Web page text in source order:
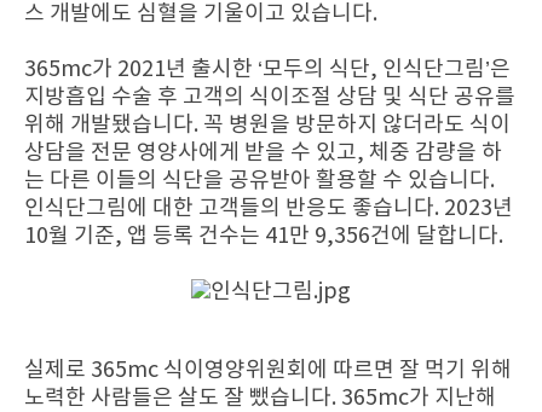
스 개발에도 심혈을 기울이고 있습니다.
365mc가 2021년 출시한 ‘모두의 식단, 인식단그림’은
지방흡입 수술 후 고객의 식이조절 상담 및 식단 공유를
위해 개발됐습니다. 꼭 병원을 방문하지 않더라도 식이
상담을 전문 영양사에게 받을 수 있고, 체중 감량을 하
는 다른 이들의 식단을 공유받아 활용할 수 있습니다.
인식단그림에 대한 고객들의 반응도 좋습니다. 2023년
10월 기준, 앱 등록 건수는 41만 9,356건에 달합니다.
실제로 365mc 식이영양위원회에 따르면 잘 먹기 위해
노력한 사람들은 살도 잘 뺐습니다. 365mc가 지난해